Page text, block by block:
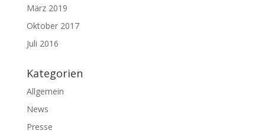
März 2019
Oktober 2017
Juli 2016
Kategorien
Allgemein
News
Presse